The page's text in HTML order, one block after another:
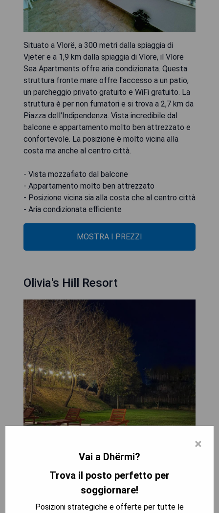
Situato a Vlorë, a 300 metri dalla spiaggia di
Vjetër e a 1,9 km dalla spiaggia di Vlore, il Vlore
Sea Apartments offre aria condizionata. Questa
struttura fronte mare offre l'accesso a un patio,
un parcheggio privato gratuito e WiFi gratuito. La
struttura è per non fumatori e si trova a 2,7 km da
Piazza dell'Indipendenza. Vista incredibile dal
balcone e appartamento molto ben attrezzato e
confortevole. La posizione è molto vicina alla
costa ma anche al centro città.
- Vista mozzafiato dal balcone
- Appartamento molto ben attrezzato
- Posizione vicina sia alla costa che al centro città
- Aria condizionata efficiente
MOSTRA I PREZZI
Olivia's Hill Resort
×
Vai a Dhërmi?
Trova il posto perfetto per
soggiornare!
Posizioni strategiche e offerte per tutte le